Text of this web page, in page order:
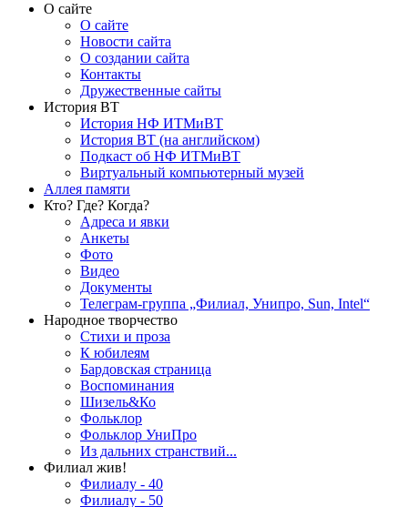
О сайте
О сайте
Новости сайта
О создании сайта
Контакты
Дружественные сайты
История ВТ
История НФ ИТМиВТ
История ВТ (на английском)
Подкаст об НФ ИТМиВТ
Виртуальный компьютерный музей
Аллея памяти
Кто? Где? Когда?
Адреса и явки
Анкеты
Фото
Видео
Документы
Телеграм-группа „Филиал, Унипро, Sun, Intel“
Народное творчество
Стихи и проза
К юбилеям
Бардовская страница
Воспоминания
Шизель&Ко
Фольклор
Фольклор УниПро
Из дальних странствий...
Филиал жив!
Филиалу - 40
Филиалу - 50